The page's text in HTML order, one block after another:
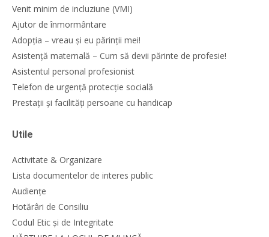
Venit minim de incluziune (VMI)
Ajutor de înmormântare
Adopția – vreau și eu părinții mei!
Asistență maternală – Cum să devii părinte de profesie!
Asistentul personal profesionist
Telefon de urgență protecție socială
Prestații și facilități persoane cu handicap
Utile
Activitate & Organizare
Lista documentelor de interes public
Audiențe
Hotărâri de Consiliu
Codul Etic și de Integritate